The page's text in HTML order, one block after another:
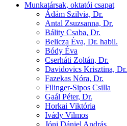
Munkatársak, oktatói csapat
Ádám Szilvia, Dr.
Antal Zsuzsanna, Dr.
Bálity Csaba, Dr.
Belicza Éva, Dr. habil.
Bódy Éva
Cserháti Zoltán, Dr.
Davidovics Krisztina, Dr.
Fazekas Nóra, Dr.
Filinger-Sipos Csilla
Gaál Péter, Dr.
Horkai Viktória
Ivády Vilmos
Jóni Dániel András